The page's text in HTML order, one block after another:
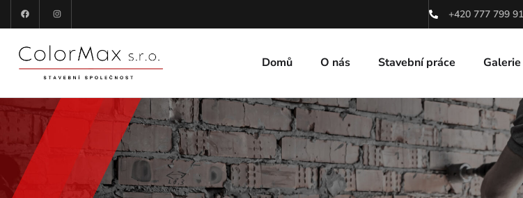
+420 777 799
Domů O nás Stavební práce Galerie